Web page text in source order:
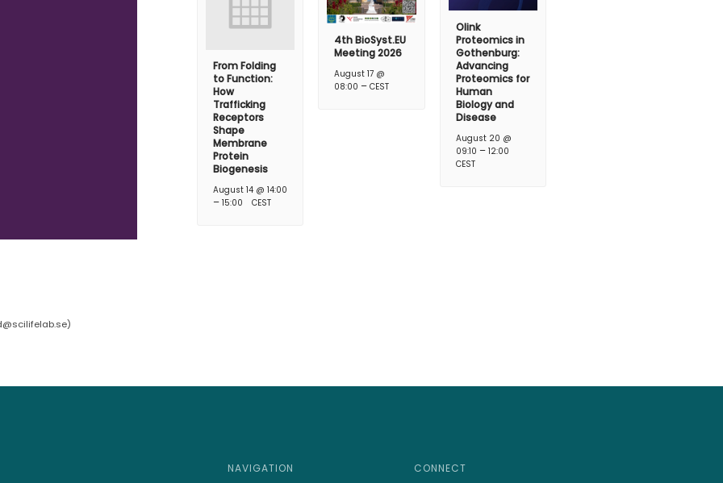
From Folding
to Function:
How
Trafficking
Receptors
Shape
Membrane
Protein
Biogenesis
August 14 @ 14:00
– 15:00 CEST
4th BioSyst.EU
Meeting 2026
August 17 @
08:00 –CEST
Olink
Proteomics in
Gothenburg:
Advancing
Proteomics for
Human
Biology and
Disease
August 20 @
09:10 – 12:00
CEST
)
NAVIGATION CONNECT